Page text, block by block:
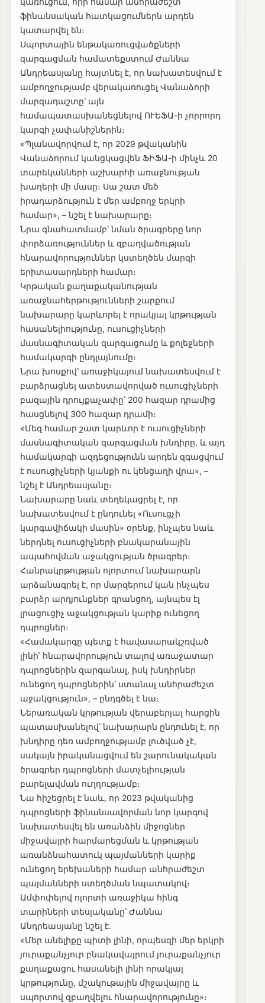
ֆինանսական հատկացումներն արդեն
կատարվել են։
Սպորտային ենթակառուցվածքների
զարգացման համատեքստում Ժաննա
Անդրեասյանը հայտնել է, որ նախատեսվում է
ամբողջությամբ վերակառուցել Վանաձորի
մարզադաշտը՝ այն
համապատասխանեցնելով ՈՒԵՖԱ-ի չորրորդ
կարգի չափանիշներին։
«Պլանավորվում է, որ 2029 թվականին
Վանաձորում կանցկացվեն ՖԻՖԱ-ի մինչև 20
տարեկանների աշխարհի առաջնության
խաղերի մի մասը։ Սա շատ մեծ
իրադարձություն է մեր ամբողջ երկրի
համար», – նշել է նախարարը։
Նրա գնահատմամբ՝ նման ծրագրերը նոր
փորձառություններ և զբաղվածության
հնարավորություններ կստեղծեն մարզի
երիտասարդների համար։
Կրթական քաղաքականության
առաջնահերթությունների շարքում
նախարարը կարևորել է որակյալ կրթության
հասանելիությունը, ուսուցիչների
մասնագիտական զարգացումը և քոլեջների
համակարգի ընդլայնումը։
Նրա խոսքով՝ առաջիկայում նախատեսվում է
բարձրացնել ատեստավորված ուսուցիչների
բազային դրույքաչափը՝ 200 հազար դրամից
հասցնելով 300 հազար դրամի։
«Մեզ համար շատ կարևոր է ուսուցիչների
մասնագիտական զարգացման խնդիրը, և այդ
համակարգի ազդեցությունն արդեն զգացվում
է ուսուցիչների կյանքի ու կենցաղի վրա», –
նշել է Անդրեասյանը։
Նախարարը նաև տեղեկացրել է, որ
նախատեսվում է ընդունել «Ուսուցչի
կարգավիճակի մասին» օրենք, ինչպես նաև
ներդնել ուսուցիչների բնակարանային
ապահովման աջակցության ծրագրեր։
Հանրակրթության ոլորտում նախարարն
արձանագրել է, որ մարզերում կան ինչպես
բարձր արդյունքներ գրանցող, այնպես էլ
լրացուցիչ աջակցության կարիք ունեցող
դպրոցներ։
«Համակարգը պետք է հավասարակշռված
լինի՝ հնարավորություն տալով առաջատար
դպրոցներին զարգանալ, իսկ խնդիրներ
ունեցող դպրոցներին՝ ստանալ անհրաժեշտ
աջակցություն», – ընդգծել է նա։
Ներառական կրթության վերաբերյալ հարցին
պատասխանելով՝ նախարարն ընդունել է, որ
խնդիրը դեռ ամբողջությամբ լուծված չէ,
սակայն իրականացվում են շարունակական
ծրագրեր դպրոցների մատչելիության
բարելավման ուղղությամբ։
Նա հիշեցրել է նաև, որ 2023 թվականից
դպրոցների ֆինանսավորման նոր կարգով
նախատեսվել են առանձին միջոցներ
միջավայրի հարմարեցման և կրթության
առանձնահատուկ պայմանների կարիք
ունեցող երեխաների համար անհրաժեշտ
պայմանների ստեղծման նպատակով։
Ամփոփելով ոլորտի առաջիկա հինգ
տարիների տեսլականը՝ Ժաննա
Անդրեասյանը նշել է.
«Մեր անելիքը պիտի լինի, որպեսզի մեր երկրի
յուրաքանչյուր բնակավայրում յուրաքանչյուր
քաղաքացու հասանելի լինի որակյալ
կրթությունը, մշակութային միջավայրը և
սպորտով զբաղվելու հնարավորությունը»։